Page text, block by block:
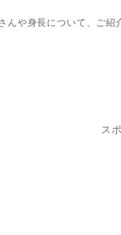
んや身長について、ご紹
ス